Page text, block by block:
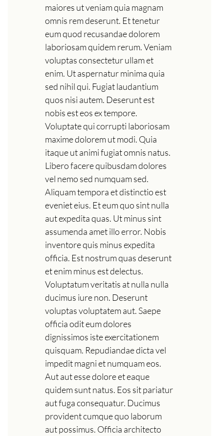
maiores ut veniam quia magnam
omnis rem deserunt. Et tenetur
eum quod recusandae dolorem
laboriosam quidem rerum. Veniam
voluptas consectetur ullam et
enim. Ut aspernatur minima quia
sed nihil qui. Fugiat laudantium
quos nisi autem. Deserunt est
nobis est eos ex tempore.
Voluptate qui corrupti laboriosam
maxime dolorem ut modi. Quia
itaque ut animi fugiat omnis natus.
Libero facere quibusdam dolores
vel nemo sed numquam sed.
Aliquam tempora et distinctio est
eveniet eius. Et eum quo sint nulla
aut expedita quas. Ut minus sint
assumenda amet illo error. Nobis
inventore quis minus expedita
officia. Est nostrum quas deserunt
et enim minus est delectus.
Voluptatum veritatis at nulla nulla
ducimus iure non. Deserunt
voluptas voluptatem aut. Saepe
officia odit eum dolores
dignissimos iste exercitationem
quisquam. Repudiandae dicta vel
impedit magni et numquam eos.
Aut aut esse dolore et eaque
quidem sunt natus. Eos sit pariatur
aut fuga consequatur. Ducimus
provident cumque quo laborum
aut possimus. Officia architecto